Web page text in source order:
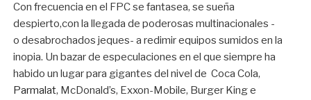
Con frecuencia en el FPC se fantasea, se sueña
despierto,con la llegada de poderosas multinacionales -
o desabrochados jeques- a redimir equipos sumidos en la
inopia. Un bazar de especulaciones en el que siempre ha
habido un lugar para gigantes del nivel de Coca Cola,
Parmalat, McDonald’s, Exxon-Mobile, Burger King e